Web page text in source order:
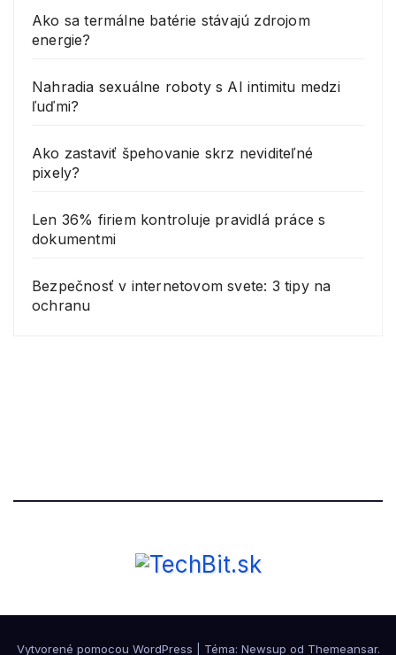
Ako sa termálne batérie stávajú zdrojom
energie?
Nahradia sexuálne roboty s AI intimitu medzi
ľuďmi?
Ako zastaviť špehovanie skrz neviditeľné
pixely?
Len 36% firiem kontroluje pravidlá práce s
dokumentmi
Bezpečnosť v internetovom svete: 3 tipy na
ochranu
Vytvorené pomocou WordPress Téma: Newsup od Themeansar.